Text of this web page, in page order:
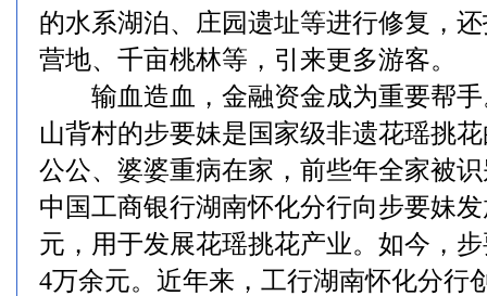
的水系湖泊、庄园遗址等进行修复，
营地、千亩桃林等，引来更多游客。
输血造血，金融资金成为重要帮手
山背村的步要妹是国家级非遗花瑶挑
公公、婆婆重病在家，前些年全家被
中国工商银行湖南怀化分行向步要妹
元，用于发展花瑶挑花产业。如今，
4万余元。近年来，工行湖南怀化分行